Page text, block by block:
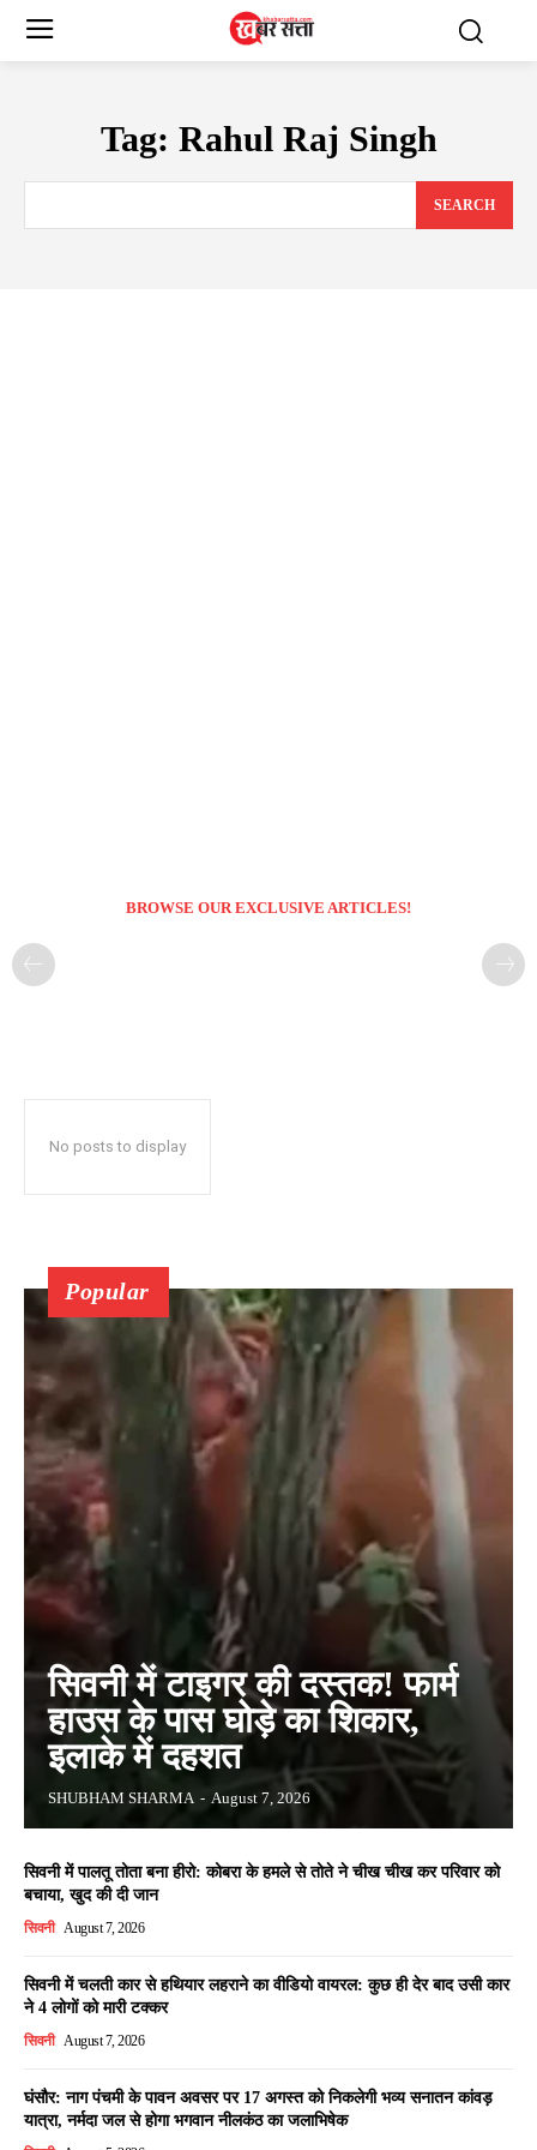
Tag: Rahul Raj Singh
SEARCH
BROWSE OUR EXCLUSIVE ARTICLES!
No posts to display
Popular
सिवनी में टाइगर की दस्तक! फार्म
हाउस के पास घोड़े का शिकार,
इलाके में दहशत
SHUBHAM SHARMA - August 7, 2026
सिवनी में पालतू तोता बना हीरो: कोबरा के हमले से तोते ने चीख चीख कर परिवार को
बचाया, खुद की दी जान
सिवनी August 7, 2026
सिवनी में चलती कार से हथियार लहराने का वीडियो वायरल: कुछ ही देर बाद उसी कार
ने 4 लोगों को मारी टक्कर
सिवनी August 7, 2026
घंसौर: नाग पंचमी के पावन अवसर पर 17 अगस्त को निकलेगी भव्य सनातन कांवड़
यात्रा, नर्मदा जल से होगा भगवान नीलकंठ का जलाभिषेक